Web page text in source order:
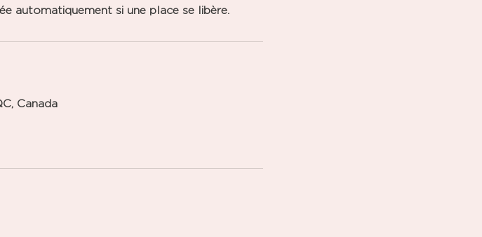
automatiquement si une place se libère.
Canada